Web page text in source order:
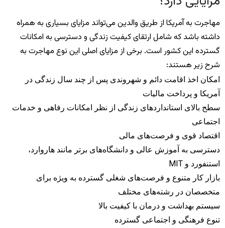
مهاجرت به آمریکا از طریق والدین می‌تواند مزایای بسیاری به همراه
داشته باشد که شامل ارتقای کیفیت زندگی و دسترسی به امکانات
گسترده این کشور است. برخی از مزایای اصلی این نوع مهاجرت به
شرح زیر هستند:
امکان اخذ اقامت دائم و شهروندی پس از چند سال زندگی در
آمریکا و پرداخت مالیات
سطح بالای استانداردهای زندگی از نظر امکانات رفاهی و خدمات
اجتماعی
اقتصاد قوی و فرصت‌های مالی
دسترسی به آموزش عالی و دانشگاه‌های برتر مانند هاروارد،
استنفورد و MIT
بازار کار متنوع و فرصت‌های شغلی گسترده به ویژه برای
متخصصان در رشته‌های مختلف
سیستم بهداشت و درمان با کیفیت بالا
تنوع فرهنگی و اجتماعی گسترده